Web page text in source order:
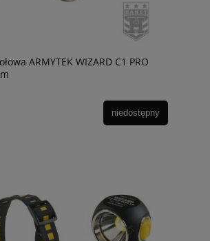
ARMYTEK WIZARD C1 PRO
niedostępny